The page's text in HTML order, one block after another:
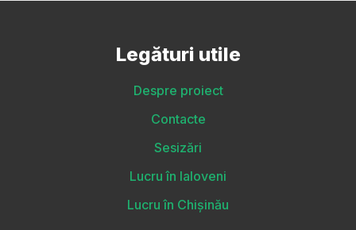
Legături utile
Despre proiect
Contacte
Sesizări
Lucru în Ialoveni
Lucru în Chișinău